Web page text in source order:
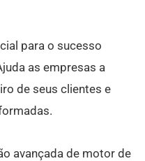
para o sucesso
as empresas a
de seus clientes e
avançada de motor de